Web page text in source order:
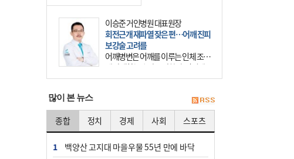
이승준 거인병원 대표원장
회전근개 재파열 잦은 편…어깨 진피
보강술 고려를
어깨병변은 어깨를 이루는 인체 조직
에 발생하는 손상을 말한다. 여기에
는 오십견과 회전근개 증후군, 어깨
많이 본 뉴스
종합 정치 경제 사회 스포츠
1
백양산 고지대 마을우물 55년 만에 바닥